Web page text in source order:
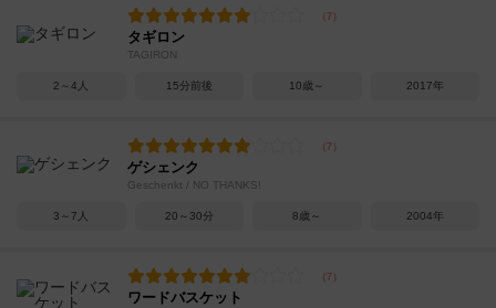
タギロン
TAGIRON
2～4人 15分前後 10歳～ 2017年
ゲシェンク
Geschenkt / NO THANKS!
3～7人 20～30分 8歳～ 2004年
ワードバスケット